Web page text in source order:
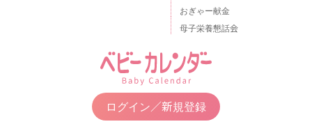
おぎゃー献金
母子栄養懇話会
ログイン／新規登録